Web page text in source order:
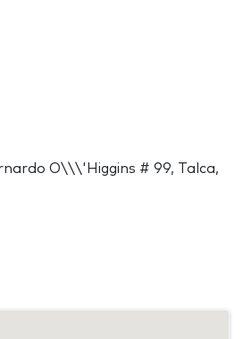
O\\\'Higgins # 99, Talca,